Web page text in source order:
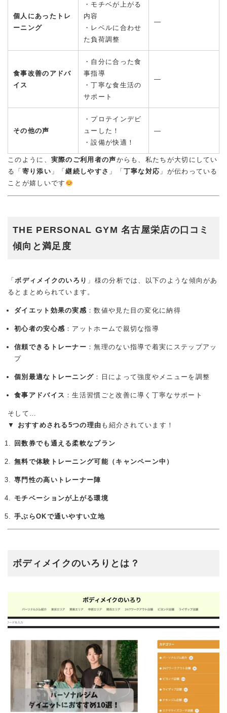
個人にあったトレ
ーニング
・モチベが上がる
内容
・レベルに合わせ
た負荷調整
―
食事改善のアドバ
イス
・自分に合った食
事指導
・丁寧な食生活の
サポート
―
その他の声
・プロテインデビ
ューした！
・設備が快適！
―
このように、 実際のご利用者の声からも、私たちが大切にしてい
る「 寄り添い 」「継続しやすさ 」「 丁寧な対応 」が伝わっている
ことが嬉しいです
THE PERSONAL GYM 名古屋栄店の口コミ
傾向と満足度
「ボディメイクのいろり 」様の分析では、以下のような傾向があ
るとまとめられています。
ダイエット効果の実感 ：数値や見た目の変化に納得
初心者の安心感 ：アットホームで親切な指導
信頼できるトレーナー ：無理のない指導で着実にステップアッ
プ
個別最適なトレーニング ：日によって強度やメニューを調整
食事アドバイス ：生活習慣ごと改善に導く丁寧なサポート
そして…
▼ おすすめされる5つの理由 も紹介されています！
回数券でも通える柔軟なプラン
無料で体験トレーニング可能（キャンペーン中）
専門性の高いトレーナー陣
モチベーションが上がる環境
手ぶらOKで通いやすい立地
ボディメイクのいろりとは？